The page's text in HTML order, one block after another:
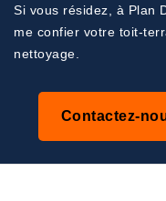
Si vous résidez, à Plan
me confier votre toit-
nettoyage.
Contactez-